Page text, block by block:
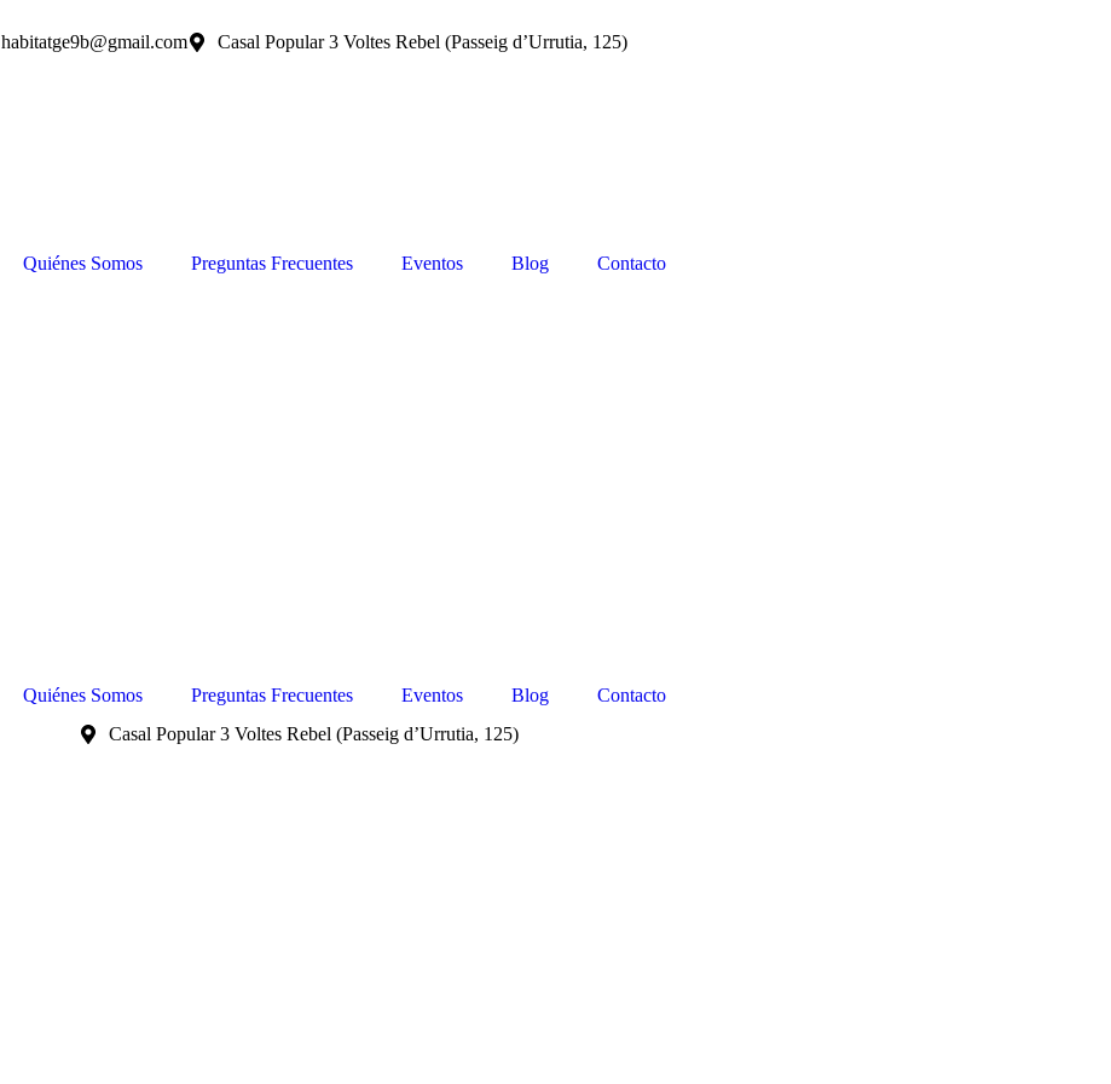
habitatge9b@gmail.com Casal Popular 3 Voltes Rebel (Passeig d’Urrutia, 125)
Quiénes Somos Preguntas Frecuentes Eventos Blog Contacto
Quiénes Somos Preguntas Frecuentes Eventos Blog
Contacto
Casal Popular 3 Voltes Rebel (Passeig d’Urrutia, 125)